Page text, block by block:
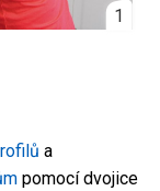
1
a
pomocí dvojice